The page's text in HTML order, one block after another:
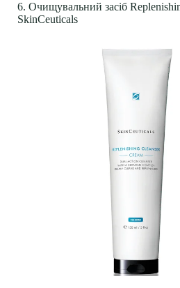
6. Очищувальний засіб
SkinCeuticals